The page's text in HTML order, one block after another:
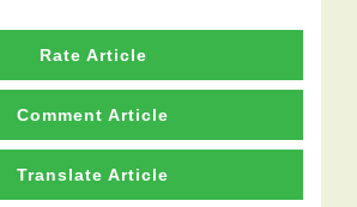
Rate Article
Comment Article
Translate Article